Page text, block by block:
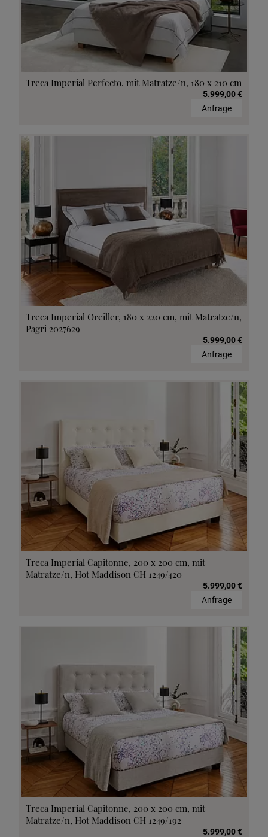
Treca Imperial Perfecto, mit Matratze/n, 180 x 210 cm
5.999,00 €
Anfrage
Treca Imperial Oreiller, 180 x 220 cm, mit Matratze/n,
Pagri 2027629
5.999,00 €
Anfrage
Treca Imperial Capitonne, 200 x 200 cm, mit
Matratze/n, Hot Maddison CH 1249/420
5.999,00 €
Anfrage
Treca Imperial Capitonne, 200 x 200 cm, mit
Matratze/n, Hot Maddison CH 1249/192
5.999,00 €